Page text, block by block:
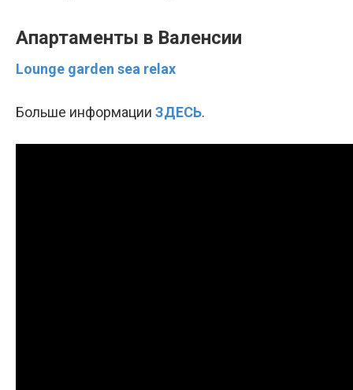
Апартаменты в Валенсии
Lounge garden sea relax
Больше информации ЗДЕСЬ.